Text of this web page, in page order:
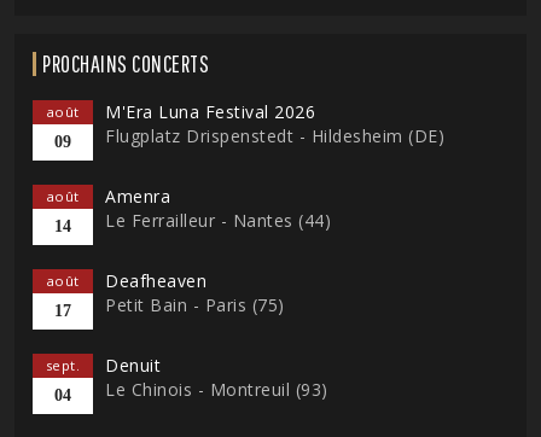
PROCHAINS CONCERTS
août
09
M'Era Luna Festival 2026
Flugplatz Drispenstedt - Hildesheim (DE)
août
14
Amenra
Le Ferrailleur - Nantes (44)
août
17
Deafheaven
Petit Bain - Paris (75)
sept.
04
Denuit
Le Chinois - Montreuil (93)